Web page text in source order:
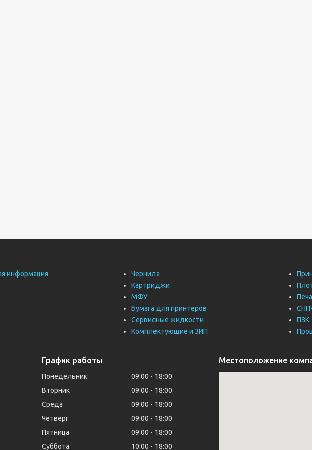
информация
Чернила
Картриджи
МФУ
Бумага для принтеров
Сервисные жидкости
Комплектующие и ЗИП
ПЗК
График работы
Понедельник 09:00
18:00
Вторник
09:00
18:00
Среда
09:00
18:00
Четверг
09:00
18:00
Пятница
09:00
18:00
Суббота
10:00 18:00
Местоположение